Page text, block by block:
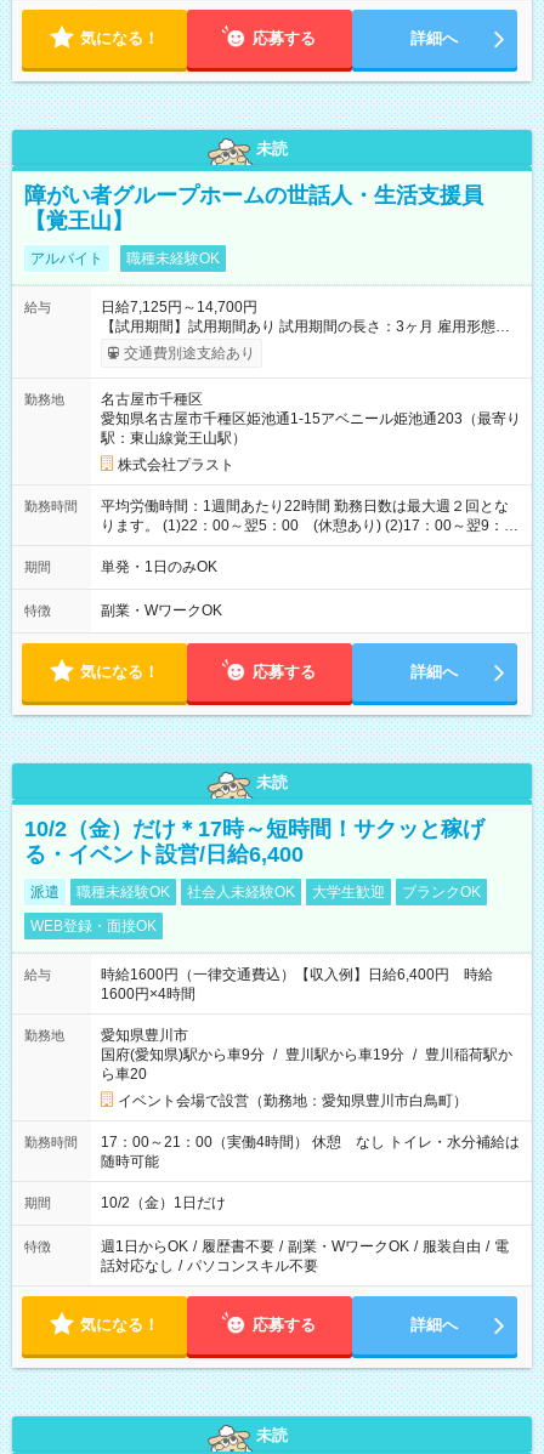
気になる！ 応募する 詳細へ
未読
障がい者グループホームの世話人・生活支援員
【覚王山】
アルバイト 職種未経験OK
給与
日給7,125円～14,700円
【試用期間】試用期間あり 試用期間の長さ：3ヶ月 雇用形態、
給与は本採用時と同じです。
交通費別途支給あり
勤務地
名古屋市千種区
愛知県名古屋市千種区姫池通1-15アベニール姫池通203（最寄り
駅：東山線覚王山駅）
株式会社プラスト
勤務時間
平均労働時間：1週間あたり22時間 勤務日数は最大週２回とな
ります。 (1)22：00～翌5：00 (休憩あり) (2)17：00～翌9：
00 (休憩あり) ３６協定提出済 平均労働時間：1週間あたり22
時間 勤務日数は最大週２回となります。 (1)22：00～翌5：00
期間 単発・1日のみOK
特徴 副業・WワークOK
気になる！ 応募する 詳細へ
未読
10/2（金）だけ＊17時～短時間！サクッと稼げ
る・イベント設営/日給6,400
派遣 職種未経験OK 社会人未経験OK 大学生歓迎
ブランクOK
WEB登録・面接OK
給与
時給1600円（一律交通費込）【収入例】日給6,400円 時給
1600円×4時間
勤務地
愛知県豊川市
国府(愛知県)駅から車9分 / 豊川駅から車19分 / 豊川稲荷駅か
ら車20
イベント会場で設営（勤務地：愛知県豊川市白鳥町）
勤務時間
17：00～21：00（実働4時間） 休憩 なし トイレ・水分補給は
随時可能
期間 10/2（金）1日だけ
特徴 週1日からOK / 履歴書不要 / 副業・WワークOK / 服装自由 / 電
話対応なし / パソコンスキル不要
気になる！ 応募する 詳細へ
未読